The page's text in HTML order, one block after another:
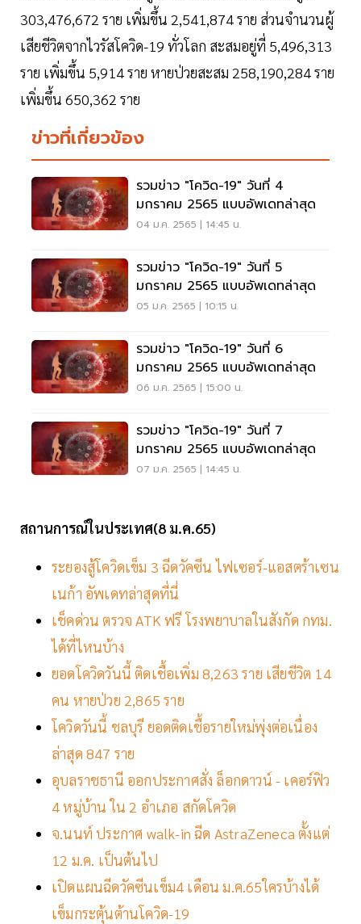
303,476,672 ราย เพิ่มขึ้น 2,541,874 ราย ส่วนจำนวนผู้
เสียชีวิตจากไวรัสโควิด-19 ทั่วโลก สะสมอยู่ที่ 5,496,313
ราย เพิ่มขึ้น 5,914 ราย หายป่วยสะสม 258,190,284 ราย
เพิ่มขึ้น 650,362 ราย
ข่าวที่เกี่ยวข้อง
รวมข่าว "โควิด-19" วันที่ 4
มกราคม 2565 แบบอัพเดทล่าสุด
04 ม.ค. 2565 | 14:45 น.
รวมข่าว "โควิด-19" วันที่ 5
มกราคม 2565 แบบอัพเดทล่าสุด
05 ม.ค. 2565 | 10:15 น.
รวมข่าว "โควิด-19" วันที่ 6
มกราคม 2565 แบบอัพเดทล่าสุด
06 ม.ค. 2565 | 15:00 น.
รวมข่าว "โควิด-19" วันที่ 7
มกราคม 2565 แบบอัพเดทล่าสุด
07 ม.ค. 2565 | 14:45 น.
สถานการณ์ในประเทศ(8 ม.ค.65)
ระยองสู้โควิดเข็ม 3 ฉีดวัคซีน ไฟเซอร์-แอสตร้าเซน
เนก้า อัพเดทล่าสุดที่นี่
เช็คด่วน ตรวจ ATK ฟรี โรงพยาบาลในสังกัด กทม.
ได้ที่ไหนบ้าง
ยอดโควิดวันนี้ ติดเชื้อเพิ่ม 8,263 ราย เสียชีวิต 14
คน หายป่วย 2,865 ราย
โควิดวันนี้ ชลบุรี ยอดติดเชื้อรายใหม่พุ่งต่อเนื่อง
ล่าสุด 847 ราย
อุบลราชธานี ออกประกาศสั่ง ล็อกดาวน์ - เคอร์ฟิว
4 หมู่บ้าน ใน 2 อำเภอ สกัดโควิด
จ.นนท์ ประกาศ walk-in ฉีด AstraZeneca ตั้งแต่
12 ม.ค. เป็นต้นไป
เปิดแผนฉีดวัคซีนเข็ม4 เดือน ม.ค.65ใครบ้างได้
เข็มกระตุ้นต้านโควิด-19